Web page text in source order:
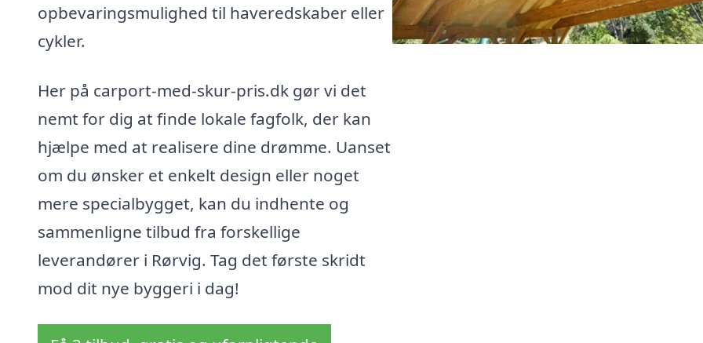
opbevaringsmulighed til haveredskaber eller
cykler.
Her på carport-med-skur-pris.dk gør vi det
nemt for dig at finde lokale fagfolk, der kan
hjælpe med at realisere dine drømme. Uanset
om du ønsker et enkelt design eller noget
mere specialbygget, kan du indhente og
sammenligne tilbud fra forskellige
leverandører i Rørvig. Tag det første skridt
mod dit nye byggeri i dag!